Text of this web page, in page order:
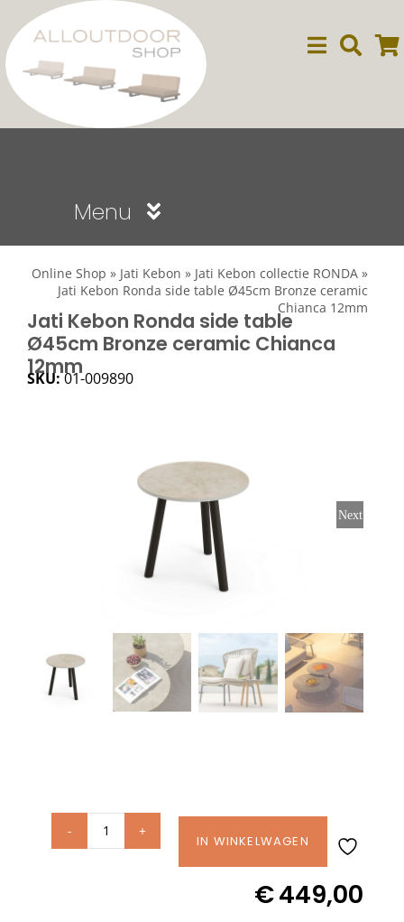
naar
inhoud
Menu
Dining
Lounge
Deck Chairs + voetbanken
Decoratie kussens
Online Shop » Jati Kebon » Jati Kebon collectie RONDA »
Jati Kebon Ronda side table Ø45cm Bronze ceramic
Chianca 12mm
Jati Kebon Ronda side table
Ø45cm Bronze ceramic Chianca
12mm
SKU:01-009890
Next
Jati
IN WINKELWAGEN
€449,00